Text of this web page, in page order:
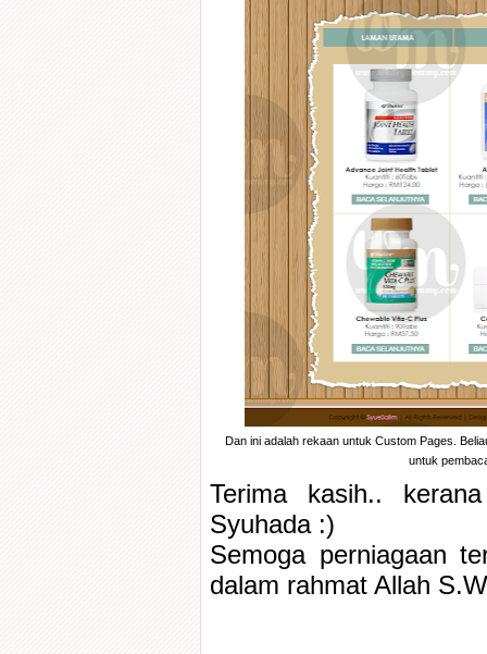
Dan ini adalah rekaan untuk Custom Pages.
untuk
Terima kasih..
Syuhada :)
Semoga perniagaan
dalam rahmat Allah